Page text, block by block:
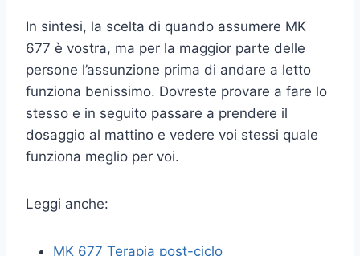
In sintesi, la scelta di quando assumere MK
677 è vostra, ma per la maggior parte delle
persone l’assunzione prima di andare a letto
funziona benissimo. Dovreste provare a fare lo
stesso e in seguito passare a prendere il
dosaggio al mattino e vedere voi stessi quale
funziona meglio per voi.
Leggi anche:
MK 677 Terapia post-ciclo